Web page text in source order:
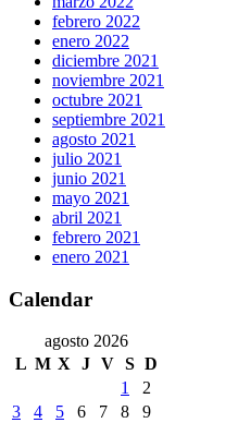
febrero 2022
enero 2022
diciembre 2021
noviembre 2021
octubre 2021
septiembre 2021
agosto 2021
julio 2021
junio 2021
mayo 2021
abril 2021
febrero 2021
enero 2021
Calendar
agosto 2026
L M X J V S D
1
2
3
4 5 6 7 8
9